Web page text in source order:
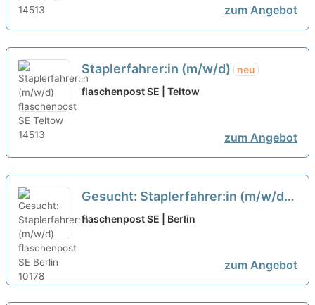
zum Angebot
Staplerfahrer:in (m/w/d)
neu
flaschenpost SE | Teltow
zum Angebot
Gesucht: Staplerfahrer:in (m/w/d)
neu
flaschenpost SE | Berlin
zum Angebot